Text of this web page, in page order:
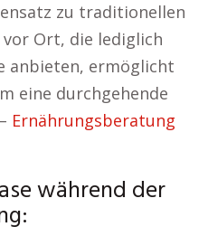
zu traditionellen
Ort, die lediglich
anbieten, ermöglicht
eine durchgehende
Ernährungsberatung
während der